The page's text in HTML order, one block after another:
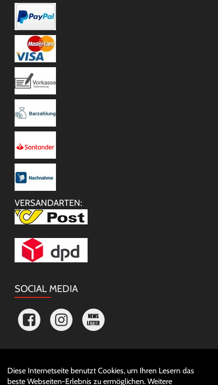
VERSANDARTEN:
SOCIAL MEDIA
Diese Internetseite benutzt Cookies, um Ihren Lesern das
beste Webseiten-Erlebnis zu ermöglichen. Weitere
Auftrag widerrufen